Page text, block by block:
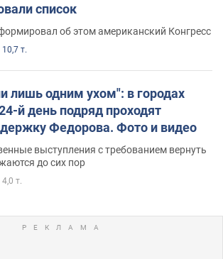
список
об этом американский Конгресс
10,7 т.
лишь одним ухом": в городах
й день подряд проходят
Федорова. Фото и видео
выступления с требованием вернуть
до сих пор
4,0 т.